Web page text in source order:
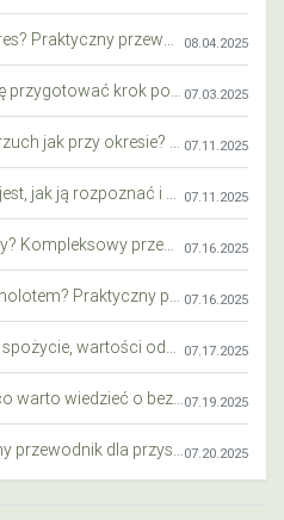
08.04.2025
07.03.2025
07.11.2025
07.11.2025
07.16.2025
07.16.2025
07.17.2025
07.19.2025
07.20.2025